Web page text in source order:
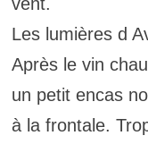
Les lumières d
Après le vin
un petit encas
à la frontale.